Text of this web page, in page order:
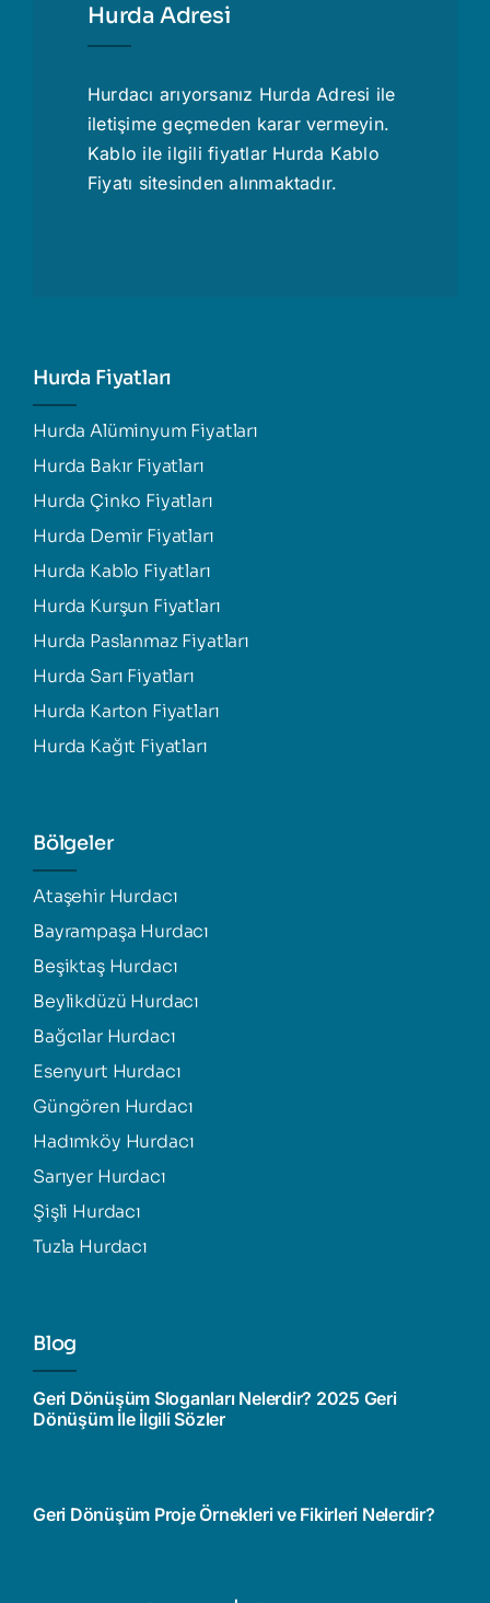
Hurda Adresi
Hurdacı arıyorsanız Hurda Adresi ile
iletişime geçmeden karar vermeyin.
Kablo ile ilgili fiyatlar Hurda Kablo
Fiyatı sitesinden alınmaktadır.
Hurda Fiyatları
Hurda Alüminyum Fiyatları
Hurda Bakır Fiyatları
Hurda Çinko Fiyatları
Hurda Demir Fiyatları
Hurda Kablo Fiyatları
Hurda Kurşun Fiyatları
Hurda Paslanmaz Fiyatları
Hurda Sarı Fiyatları
Hurda Karton Fiyatları
Hurda Kağıt Fiyatları
Bölgeler
Ataşehir Hurdacı
Bayrampaşa Hurdacı
Beşiktaş Hurdacı
Beylikdüzü Hurdacı
Bağcılar Hurdacı
Esenyurt Hurdacı
Güngören Hurdacı
Hadımköy Hurdacı
Sarıyer Hurdacı
Şişli Hurdacı
Tuzla Hurdacı
Blog
Geri Dönüşüm Sloganları Nelerdir? 2025 Geri
Dönüşüm İle İlgili Sözler
Geri Dönüşüm Proje Örnekleri ve Fikirleri Nelerdir?